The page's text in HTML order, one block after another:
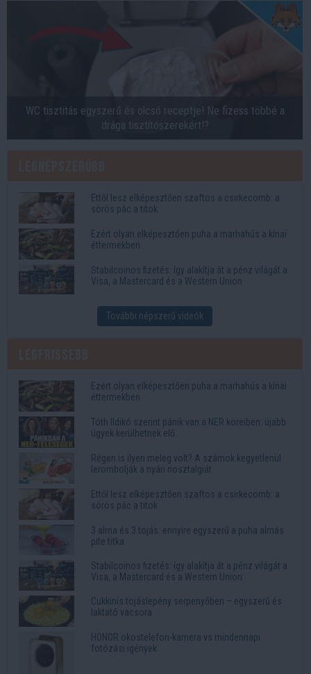
WC tisztitás egyszerű és olcsó receptje! Ne fizess többé a
drága tisztítószerekért!?
Ettől lesz elképesztően szaftos a csirkecomb: a
sörös pác a titok
Ezért olyan elképesztően puha a marhahús a kínai
éttermekben
Stabilcoinos fizetés: így alakítja át a pénz világát a
Visa, a Mastercard és a Western Union
További népszerű videók
Ezért olyan elképesztően puha a marhahús a kínai
éttermekben
Tóth Ildikó szerint pánik van a NER köreiben: újabb
ügyek kerülhetnek elő
Régen is ilyen meleg volt? A számok kegyetlenül
lerombolják a nyári nosztalgiát
Ettől lesz elképesztően szaftos a csirkecomb: a
sörös pác a titok
3 alma és 3 tojás: ennyire egyszerű a puha almás
pite titka
Stabilcoinos fizetés: így alakítja át a pénz világát a
Visa, a Mastercard és a Western Union
Cukkinis tojáslepény serpenyőben – egyszerű és
laktató vacsora
HONOR okostelefon-kamera vs mindennapi
fotózási igények